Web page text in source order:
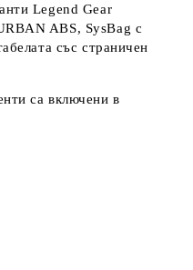
Legend Gear
ABS, SysBag с
със страничен
са включени в